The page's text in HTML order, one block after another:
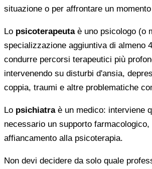
situazione o per affrontare un
Lo psicoterapeutaè uno psicologo (o
specializzazione aggiuntiva di almeno
condurre percorsi terapeutici più
intervenendo su disturbi d'ansia,
coppia, traumi e altre problematiche
Lo psichiatraè un medico: interviene
necessario un supporto
affiancamento alla psicoterapia.
Non devi decidere da solo quale